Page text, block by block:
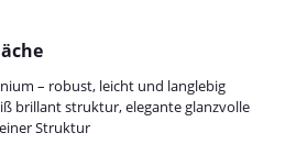
– robust, leicht und langlebig
brillant struktur, elegante glanzvolle
Struktur